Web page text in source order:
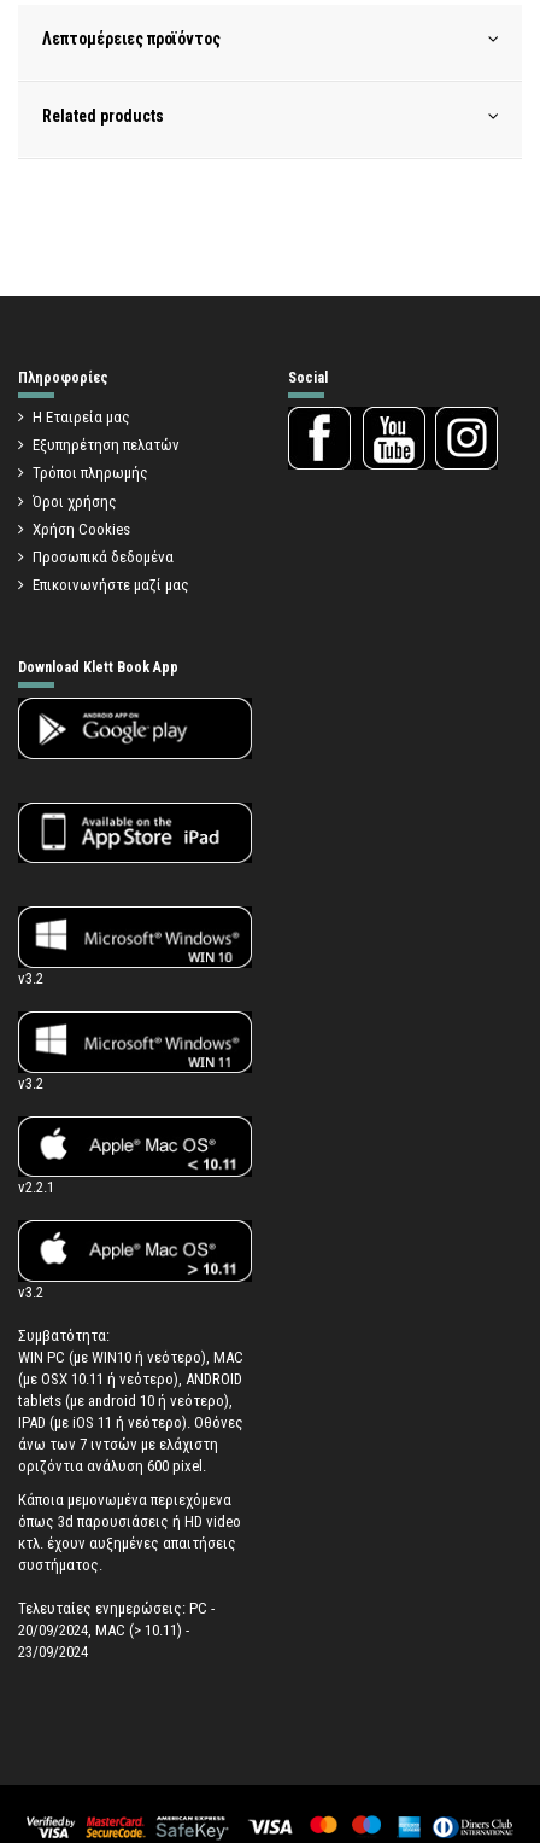
Λεπτομέρειες προϊόντος
Related products
Πληροφορίες
Η Εταιρεία μας
Εξυπηρέτηση πελατών
Τρόποι πληρωμής
Όροι χρήσης
Χρήση Cookies
Προσωπικά δεδομένα
Επικοινωνήστε μαζί μας
Social
Download Klett Book App
v3.2
v3.2
v2.2.1
v3.2
Συμβατότητα:
WIN PC (με WIN10 ή νεότερο), MAC
(με OSX 10.11 ή νεότερο), ANDROID
tablets (με android 10 ή νεότερο),
IPAD (με iOS 11 ή νεότερο). Oθόνες
άνω των 7 ιντσών με ελάχιστη
οριζόντια ανάλυση 600 pixel.
Κάποια μεμονωμένα περιεχόμενα
όπως 3d παρουσιάσεις ή HD video
κτλ. έχουν αυξημένες απαιτήσεις
συστήματος.
Τελευταίες ενημερώσεις: PC -
20/09/2024, MAC (> 10.11) -
23/09/2024